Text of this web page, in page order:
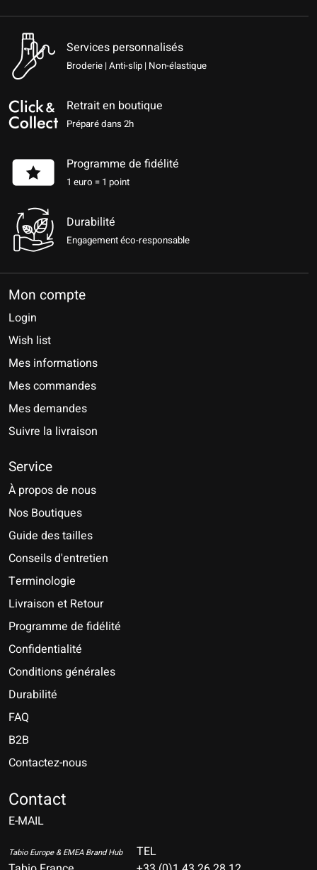
Services personnalisés
Broderie | Anti-slip | Non-élastique
Retrait en boutique
Préparé dans 2h
Programme de fidélité
1 euro = 1 point
Durabilité
Engagement éco-responsable
Mon compte
Login
Wish list
Mes informations
Mes commandes
Mes demandes
Suivre la livraison
Service
À propos de nous
Nos Boutiques
Guide des tailles
Conseils d'entretien
Terminologie
Livraison et Retour
Programme de fidélité
Confidentialité
Conditions générales
Durabilité
FAQ
B2B
Contactez-nous
Contact
E-MAIL
Tabio Europe & EMEA Brand Hub
TEL